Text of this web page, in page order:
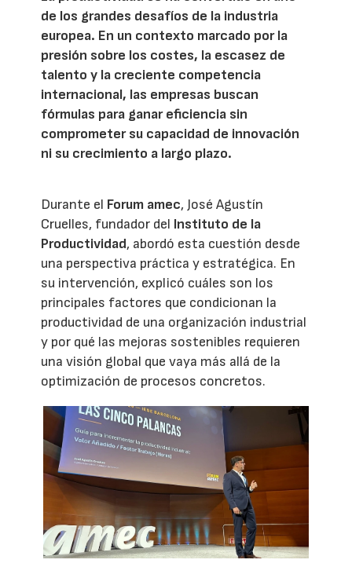
de los grandes desafíos de la industria
europea. En un contexto marcado por la
presión sobre los costes, la escasez de
talento y la creciente competencia
internacional, las empresas buscan
fórmulas para ganar eficiencia sin
comprometer su capacidad de innovación
ni su crecimiento a largo plazo.
Durante el Forum amec, José Agustín
Cruelles, fundador del Instituto de la
Productividad, abordó esta cuestión desde
una perspectiva práctica y estratégica. En
su intervención, explicó cuáles son los
principales factores que condicionan la
productividad de una organización industrial
y por qué las mejoras sostenibles requieren
una visión global que vaya más allá de la
optimización de procesos concretos.